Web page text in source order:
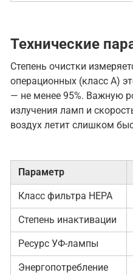
Технические
Степень очистки
операционных (класс А)
— не менее 95%. Важную
излучения ламп и
воздух летит слишком
Параметр
Класс фильтра HEPA
Степень инактивации
Ресурс УФ-лампы
Энергопотребление